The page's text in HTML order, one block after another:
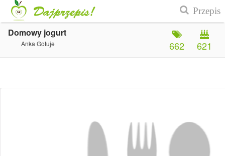
Domowy jogurt
Anka Gotuje 621
662